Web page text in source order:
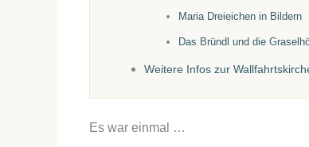
Maria Dreieichen in Bildern
Das Bründl und die
Weitere Infos zur
Es war einmal …